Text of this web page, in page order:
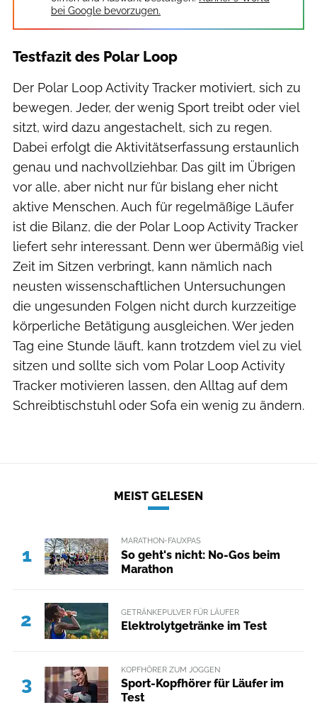
bei Google bevorzugen.
Testfazit des Polar Loop
Der Polar Loop Activity Tracker motiviert, sich zu
bewegen. Jeder, der wenig Sport treibt oder viel
sitzt, wird dazu angestachelt, sich zu regen.
Dabei erfolgt die Aktivitätserfassung erstaunlich
genau und nachvollziehbar. Das gilt im Übrigen
vor alle, aber nicht nur für bislang eher nicht
aktive Menschen. Auch für regelmäßige Läufer
ist die Bilanz, die der Polar Loop Activity Tracker
liefert sehr interessant. Denn wer übermäßig viel
Zeit im Sitzen verbringt, kann nämlich nach
neusten wissenschaftlichen Untersuchungen
die ungesunden Folgen nicht durch kurzzeitige
körperliche Betätigung ausgleichen. Wer jeden
Tag eine Stunde läuft, kann trotzdem viel zu viel
sitzen und sollte sich vom Polar Loop Activity
Tracker motivieren lassen, den Alltag auf dem
Schreibtischstuhl oder Sofa ein wenig zu ändern.
MEIST GELESEN
1
MARATHON-FAUXPAS
So geht's nicht: No-Gos beim
Marathon
2 GETRÄNKEPULVER FÜR LÄUFER
Elektrolytgetränke im Test
3
KOPFHÖRER ZUM JOGGEN
Sport-Kopfhörer für Läufer im
Test